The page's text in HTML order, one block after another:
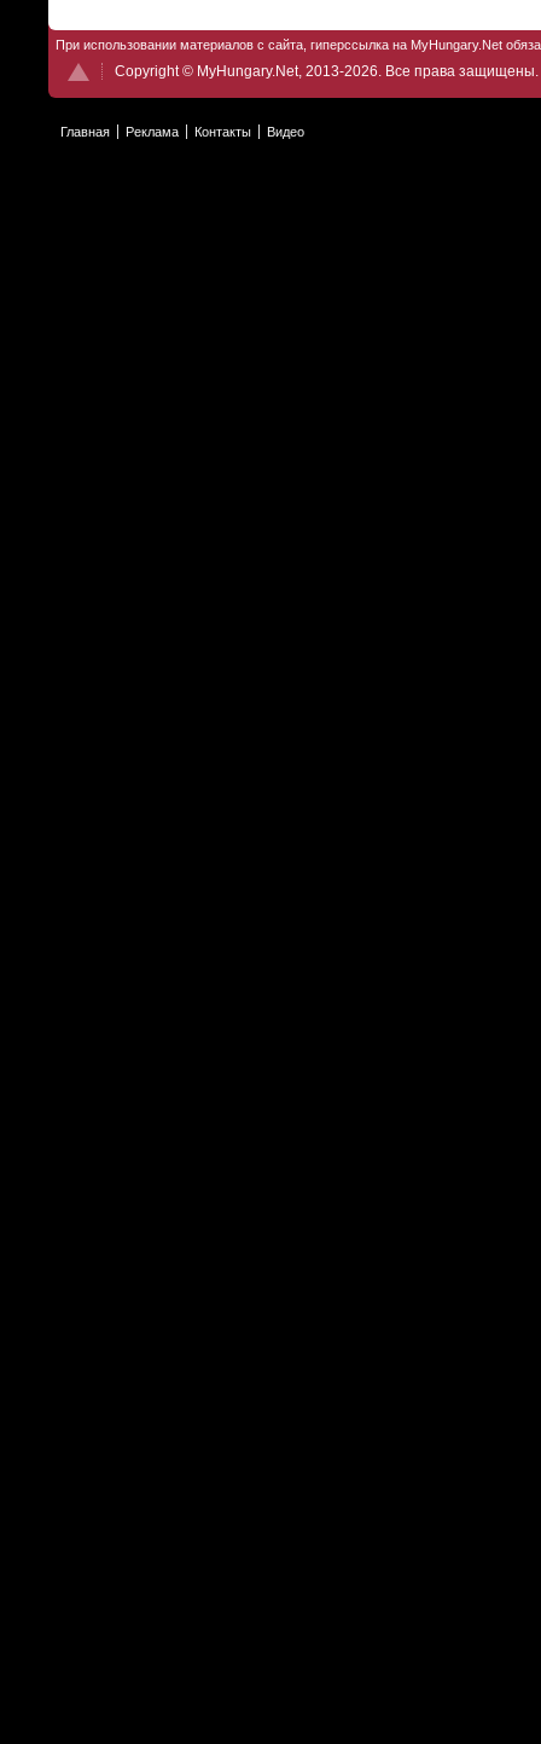
При использовании материалов с сайта, гиперссылка на MyHungary.Net
Copyright © MyHungary.Net, 2013-2026. Все права защищены.
Главная Реклама Контакты Видео